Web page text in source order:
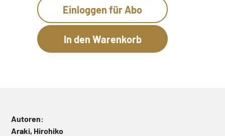
Einloggen für Abo
Autoren:
Araki, Hirohiko